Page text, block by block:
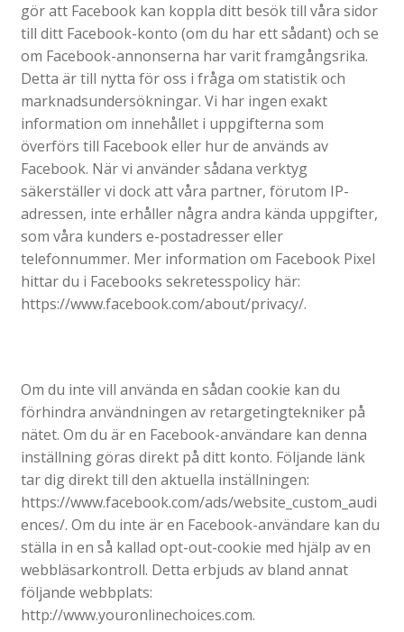
gör att Facebook kan koppla ditt besök till våra sidor
till ditt Facebook-konto (om du har ett sådant) och se
om Facebook-annonserna har varit framgångsrika.
Detta är till nytta för oss i fråga om statistik och
marknadsundersökningar. Vi har ingen exakt
information om innehållet i uppgifterna som
överförs till Facebook eller hur de används av
Facebook. När vi använder sådana verktyg
säkerställer vi dock att våra partner, förutom IP-
adressen, inte erhåller några andra kända uppgifter,
som våra kunders e-postadresser eller
telefonnummer. Mer information om Facebook Pixel
hittar du i Facebooks sekretesspolicy här:
https://www.facebook.com/about/privacy/.
Om du inte vill använda en sådan cookie kan du
förhindra användningen av retargetingtekniker på
nätet. Om du är en Facebook-användare kan denna
inställning göras direkt på ditt konto. Följande länk
tar dig direkt till den aktuella inställningen:
https://www.facebook.com/ads/website_custom_audi
ences/. Om du inte är en Facebook-användare kan du
ställa in en så kallad opt-out-cookie med hjälp av en
webbläsarkontroll. Detta erbjuds av bland annat
följande webbplats:
http://www.youronlinechoices.com.